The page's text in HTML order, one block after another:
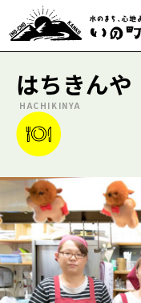
はちきんや
HACHIKINYA